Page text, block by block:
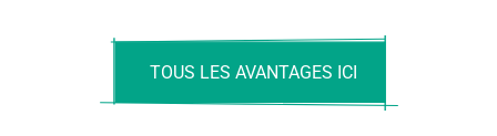
TOUS LES AVANTAGES ICI